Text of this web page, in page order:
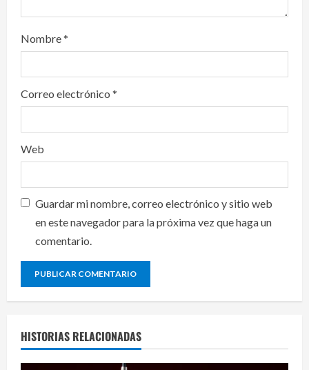
Nombre*
Correo electrónico *
Web
Guardar mi nombre, correo electrónico y sitio web
en este navegador para la próxima vez que haga un
comentario.
HISTORIAS RELACIONADAS